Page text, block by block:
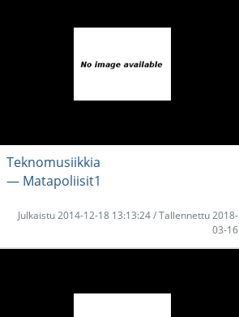
Teknomusiikkia
― Matapoliisit1
Julkaistu 2014-12-18 13:13:24 / Tallennettu 2018-
03-16